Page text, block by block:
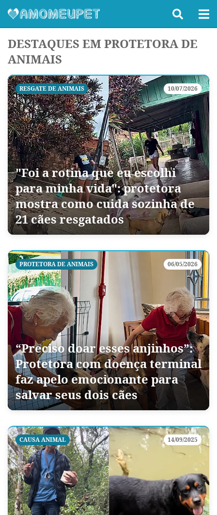
DESTAQUES EM PROTETORA DE
ANIMAIS
RESGATE DE ANIMAIS 10/07/2026
"Foi a rotina que eu escolhi
para minha vida": protetora
mostra como cuida sozinha de
21 cães resgatados
PROTETORA DE ANIMAIS 06/05/2026
“Preciso doar esses anjinhos”:
Protetora com doença terminal
faz apelo emocionante para
salvar seus dois cães
CAUSA ANIMAL 14/09/2025